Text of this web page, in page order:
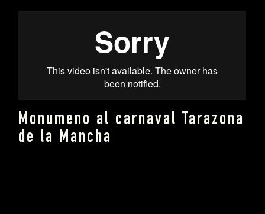
Monumeno al carnaval Tarazona
de la Mancha